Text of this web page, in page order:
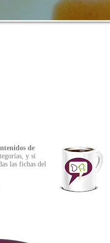
de
y si
las fichas del